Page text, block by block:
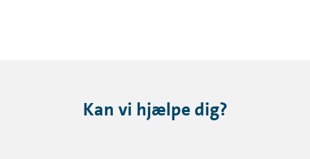
Kan vi hjælpe dig?